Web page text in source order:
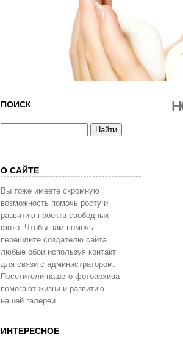
ПОИСК
О САЙТЕ
Вы тоже имеете скромную
возможность помочь росту и
развитию проекта свободных
фото. Чтобы нам помочь
перешлите создателю сайта
любые обои используя контакт
для связи с администратором.
Посетители нашего фотоархива
помогают жизни и развитию
нашей галереи.
ИНТЕРЕСНОЕ